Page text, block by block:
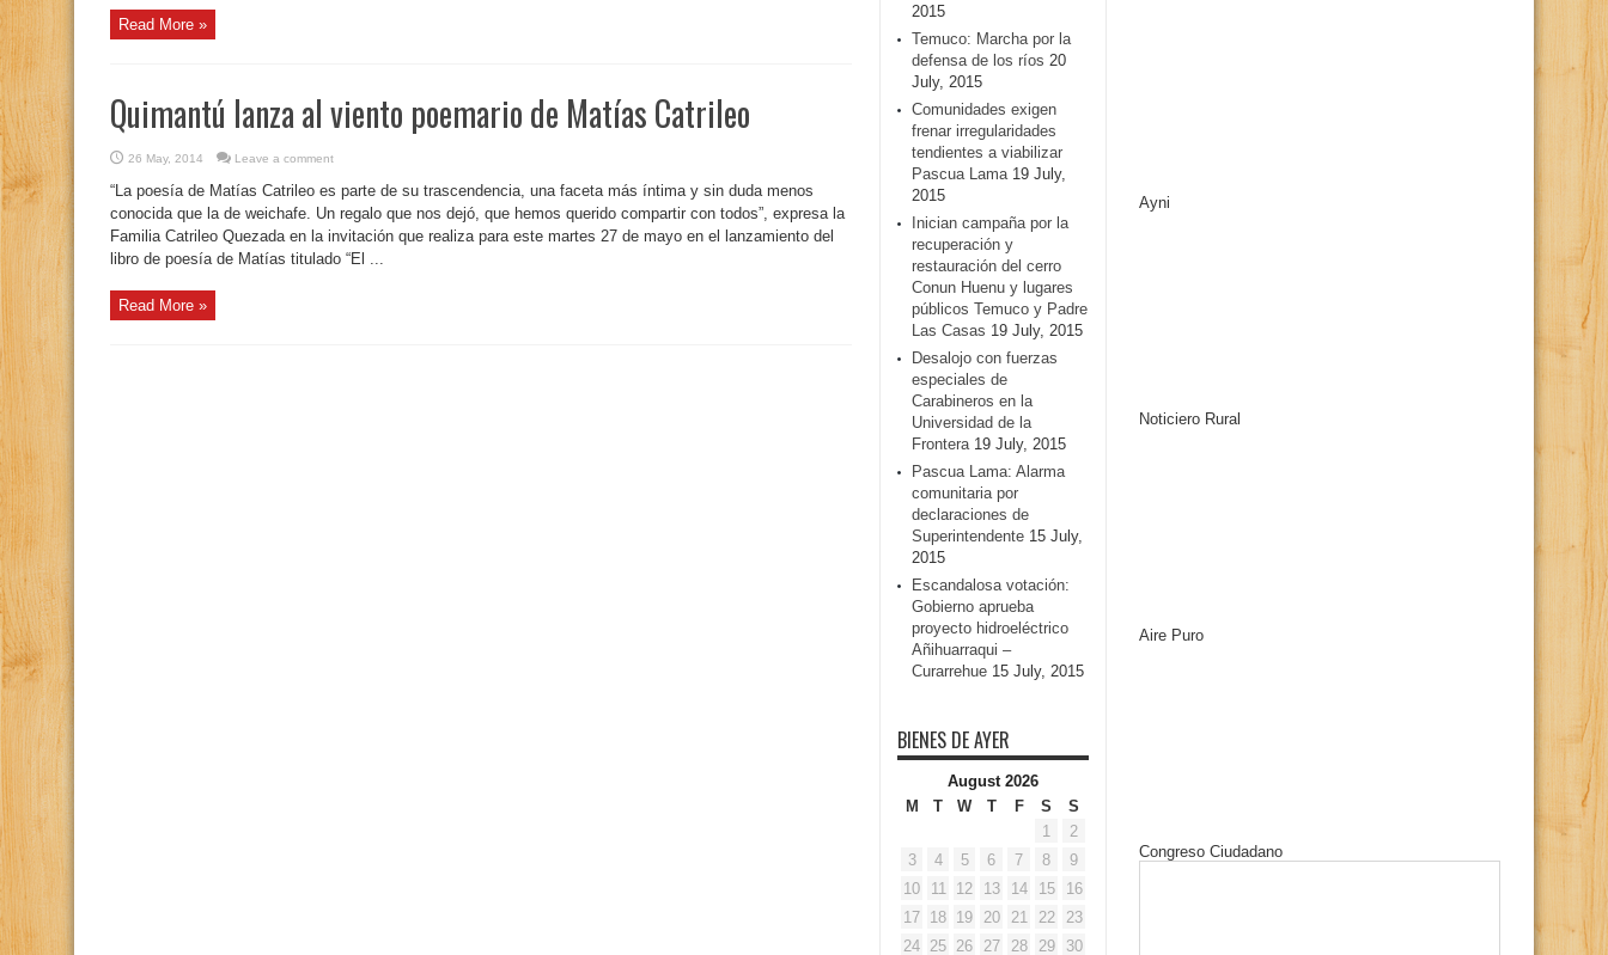
Read More »
Quimantú lanza al viento poemario de Matías Catrileo
26 May, 2014 Leave a comment
“La poesía de Matías Catrileo es parte de su trascendencia, una faceta más íntima y sin duda menos
conocida que la de weichafe. Un regalo que nos dejó, que hemos querido compartir con todos”, expresa la
Familia Catrileo Quezada en la invitación que realiza para este martes 27 de mayo en el lanzamiento del
libro de poesía de Matías titulado “El ...
Read More »
2015
Temuco: Marcha por la
defensa de los ríos 20
July, 2015
Comunidades exigen
frenar irregularidades
tendientes a viabilizar
Pascua Lama 19 July,
2015
Inician campaña por la
recuperación y
restauración del cerro
Conun Huenu y lugares
públicos Temuco y Padre
Las Casas 19 July, 2015
Desalojo con fuerzas
especiales de
Carabineros en la
Universidad de la
Frontera 19 July, 2015
Pascua Lama: Alarma
comunitaria por
declaraciones de
Superintendente 15 July,
2015
Escandalosa votación:
Gobierno aprueba
proyecto hidroeléctrico
Añihuarraqui –
Curarrehue 15 July, 2015
BIENES DE AYER
August 2026
M
T W T F S
S
1
2
3
4 5 6 7 8
9
10
11 12 13 14 15
16
17 18 19 20 21 22
23
24 25 26 27 28 29
30
Ayni
Noticiero Rural
Aire Puro
Congreso Ciudadano